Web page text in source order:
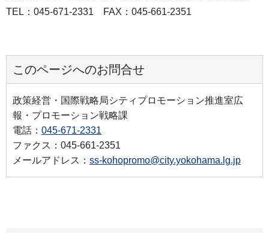
TEL：045‐671-2331 FAX：045‐661-2351
このページへのお問合せ
政策経営・国際戦略局シティプロモーション推進室広
報・プロモーション戦略課
電話： 045-671-2331
ファクス：045-661-2351
メールアドレス： ss-kohopromo@city.yokohama.lg.jp